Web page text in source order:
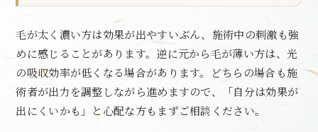
毛が太く濃い方は効果が出やすいぶん、施術中の刺激も強
めに感じることがあります。逆に元から毛が薄い方は、光
の吸収効率が低くなる場合があります。どちらの場合も施
術者が出力を調整しながら進めますので、「自分は効果が
出にくいかも」と心配な方もまずご相談ください。